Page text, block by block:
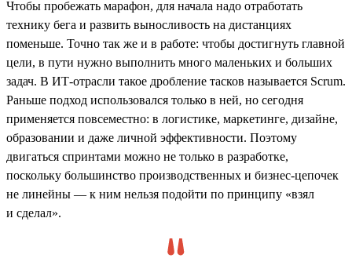
Чтобы пробежать марафон, для начала надо отработать
технику бега и развить выносливость на дистанциях
поменьше. Точно так же и в работе: чтобы достигнуть главной
цели, в пути нужно выполнить много маленьких и больших
задач. В ИТ-отрасли такое дробление тасков называется Scrum.
Раньше подход использовался только в ней, но сегодня
применяется повсеместно: в логистике, маркетинге, дизайне,
образовании и даже личной эффективности. Поэтому
двигаться спринтами можно не только в разработке,
поскольку большинство производственных и бизнес-цепочек
не линейны — к ним нельзя подойти по принципу «взял
и сделал».